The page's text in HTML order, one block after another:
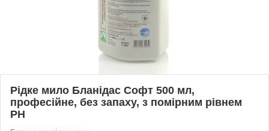
Рідке мило Бланідас Софт 500 мл,
професійне, без запаху, з помірним рівнем
РН